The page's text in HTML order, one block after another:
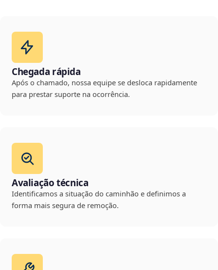
Chegada rápida
Após o chamado, nossa equipe se desloca rapidamente
para prestar suporte na ocorrência.
Avaliação técnica
Identificamos a situação do caminhão e definimos a
forma mais segura de remoção.